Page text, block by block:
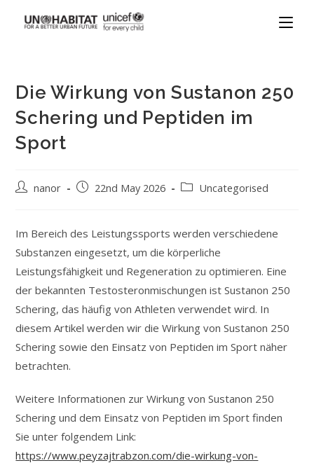
Die Wirkung von Sustanon 250
Schering und Peptiden im
Sport
nanor 22nd May 2026 Uncategorised
Im Bereich des Leistungssports werden verschiedene
Substanzen eingesetzt, um die körperliche
Leistungsfähigkeit und Regeneration zu optimieren. Eine
der bekannten Testosteronmischungen ist Sustanon 250
Schering, das häufig von Athleten verwendet wird. In
diesem Artikel werden wir die Wirkung von Sustanon 250
Schering sowie den Einsatz von Peptiden im Sport näher
betrachten.
Weitere Informationen zur Wirkung von Sustanon 250
Schering und dem Einsatz von Peptiden im Sport finden
Sie unter folgendem Link:
https://www.peyzajtrabzon.com/die-wirkung-von-